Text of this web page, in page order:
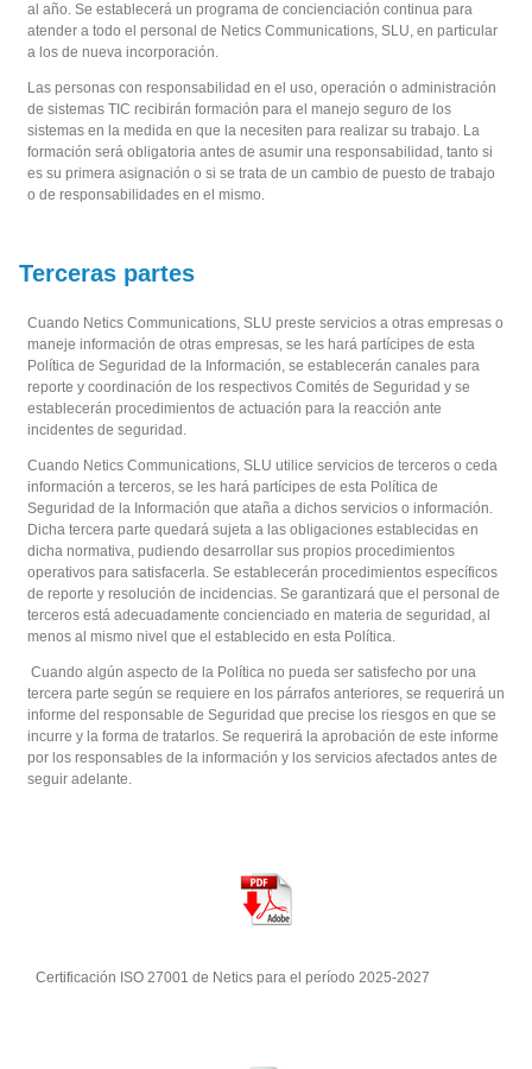
al año. Se establecerá un programa de concienciación continua para
atender a todo el personal de Netics Communications, SLU, en particular
a los de nueva incorporación.
Las personas con responsabilidad en el uso, operación o administración
de sistemas TIC recibirán formación para el manejo seguro de los
sistemas en la medida en que la necesiten para realizar su trabajo. La
formación será obligatoria antes de asumir una responsabilidad, tanto si
es su primera asignación o si se trata de un cambio de puesto de trabajo
o de responsabilidades en el mismo.
Terceras partes
Cuando Netics Communications, SLU preste servicios a otras empresas o
maneje información de otras empresas, se les hará partícipes de esta
Política de Seguridad de la Información, se establecerán canales para
reporte y coordinación de los respectivos Comités de Seguridad y se
establecerán procedimientos de actuación para la reacción ante
incidentes de seguridad.
Cuando Netics Communications, SLU utilice servicios de terceros o ceda
información a terceros, se les hará partícipes de esta Política de
Seguridad de la Información que ataña a dichos servicios o información.
Dicha tercera parte quedará sujeta a las obligaciones establecidas en
dicha normativa, pudiendo desarrollar sus propios procedimientos
operativos para satisfacerla. Se establecerán procedimientos específicos
de reporte y resolución de incidencias. Se garantizará que el personal de
terceros está adecuadamente concienciado en materia de seguridad, al
menos al mismo nivel que el establecido en esta Política.
Cuando algún aspecto de la Política no pueda ser satisfecho por una
tercera parte según se requiere en los párrafos anteriores, se requerirá un
informe del responsable de Seguridad que precise los riesgos en que se
incurre y la forma de tratarlos. Se requerirá la aprobación de este informe
por los responsables de la información y los servicios afectados antes de
seguir adelante.
Certificación ISO 27001 de Netics para el período 2025-2027